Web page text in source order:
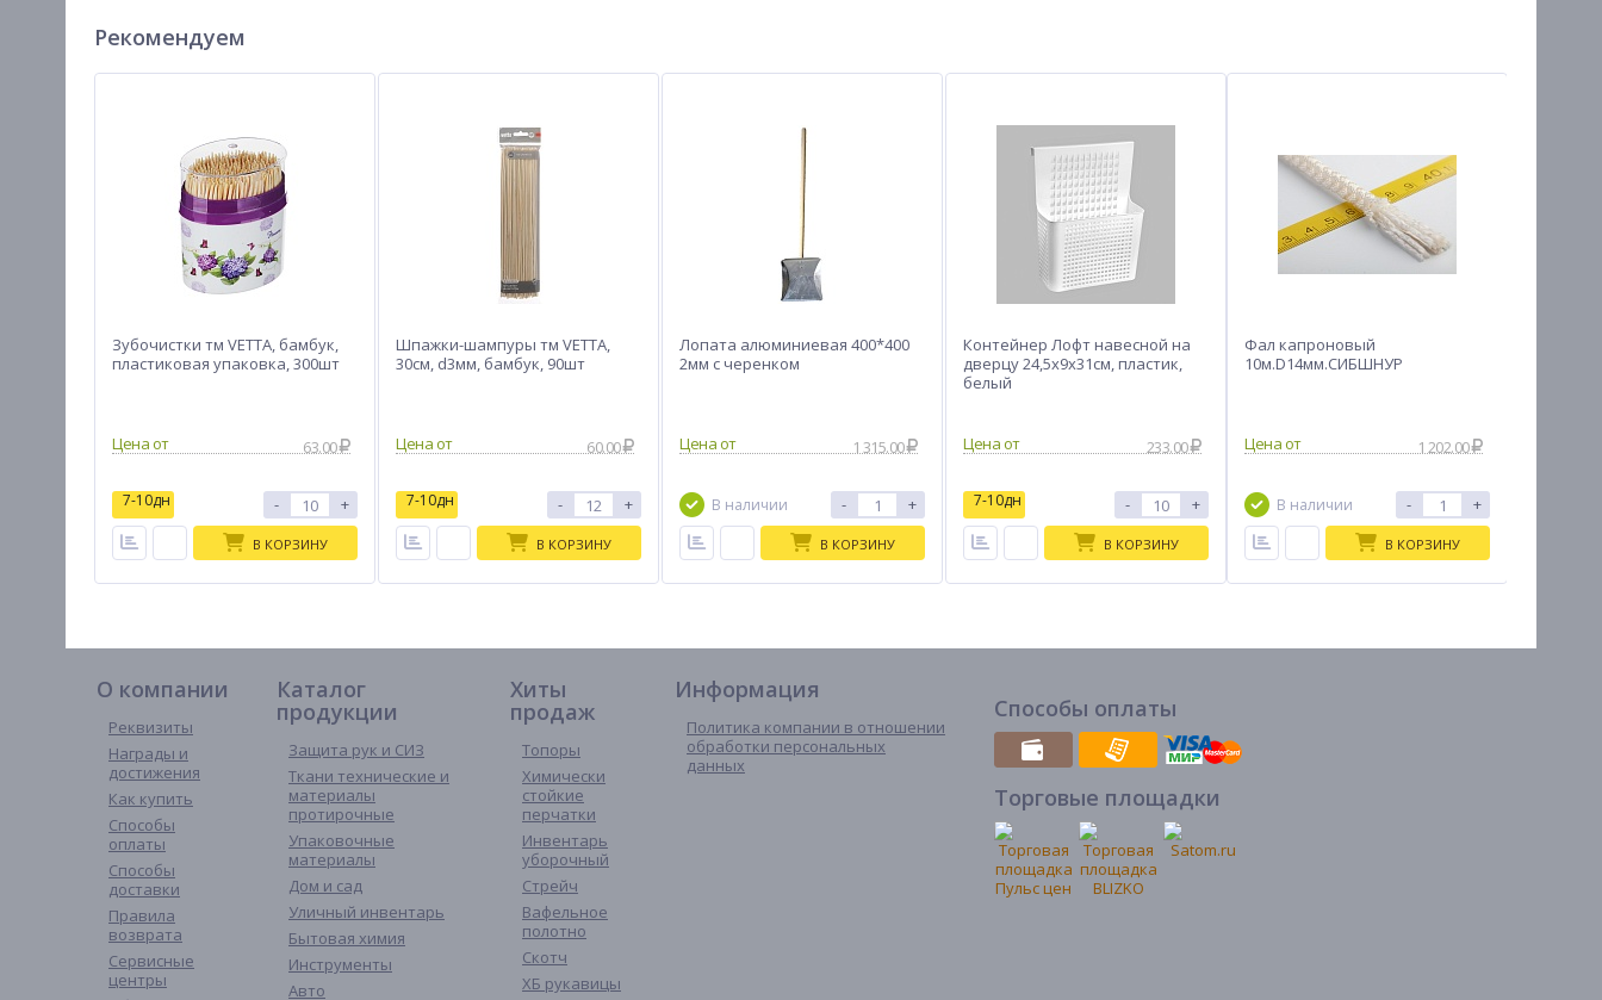
Рекомендуем
Зубочистки тм VETTA, бамбук,
пластиковая упаковка, 300шт
63.00
7-10дн - +
В КОРЗИНУ
Шпажки-шампуры тм VETTA,
30см, d3мм, бамбук, 90шт
60.00
7-10дн - +
В КОРЗИНУ
Лопата алюминиевая 400*400
2мм с черенком
1 315.00
В наличии - +
В КОРЗИНУ
Контейнер Лофт навесной на
дверцу 24,5х9х31см, пластик,
белый
233.00
7-10дн - +
В КОРЗИНУ
Фал капроновый
10м.D14мм.СИБШНУР
1 202.00
В наличии - +
В КОРЗИНУ
О компании
Реквизиты
Награды и
достижения
Как купить
Способы
оплаты
Способы
доставки
Правила
возврата
Сервисные
центры
Каталог
продукции
Защита рук и СИЗ
Ткани технические и
материалы
протирочные
Упаковочные
материалы
Дом и сад
Уличный инвентарь
Бытовая химия
Инструменты
Авто
Хиты
продаж
Топоры
Химически
стойкие
перчатки
Инвентарь
уборочный
Стрейч
Вафельное
полотно
Скотч
ХБ рукавицы
Информация
Политика компании в отношении
обработки персональных
данных
Способы оплаты
Торговые площадки